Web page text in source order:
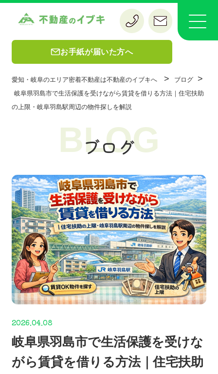
お手紙が届いた方へ
愛知・岐阜のエリア密着不動産は不動産のイブキへ > ブログ >
岐阜県羽島市で生活保護を受けながら賃貸を借りる方法｜住宅扶助
の上限・岐阜羽島駅周辺の物件探しを解説
ブログ
BLOG
2026.04.08
岐阜県羽島市で生活保護を受けな
がら賃貸を借りる方法｜住宅扶助